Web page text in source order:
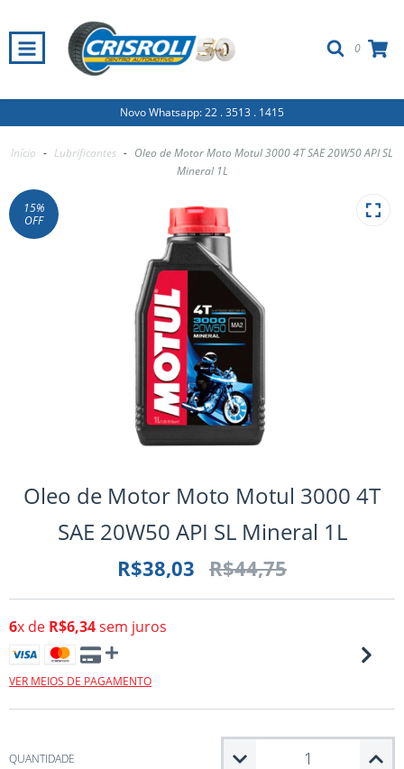
0
Novo Whatsapp: 22 . 3513 . 1415
Início - Lubrificantes - Oleo de Motor Moto Motul 3000 4T SAE 20W50 API SL
Mineral 1L
15%
OFF
Oleo de Motor Moto Motul 3000 4T
SAE 20W50 API SL Mineral 1L
R$38,03 R$44,75
6x de R$6,34sem juros
VER MEIOS DE PAGAMENTO
QUANTIDADE